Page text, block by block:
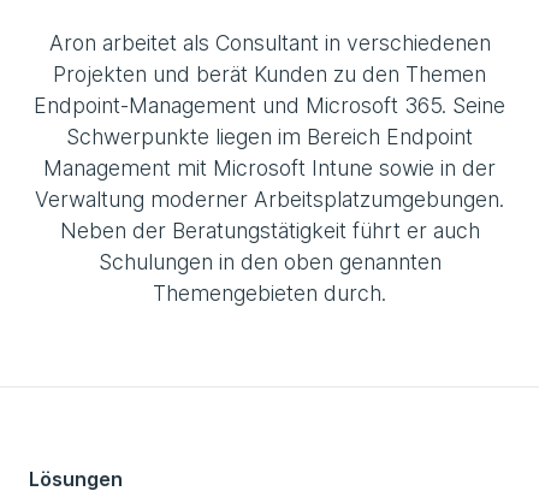
Aron arbeitet als Consultant in verschiedenen
Projekten und berät Kunden zu den Themen
Endpoint-Management und Microsoft 365. Seine
Schwerpunkte liegen im Bereich Endpoint
Management mit Microsoft Intune sowie in der
Verwaltung moderner Arbeitsplatzumgebungen.
Neben der Beratungstätigkeit führt er auch
Schulungen in den oben genannten
Themengebieten durch.
Lösungen